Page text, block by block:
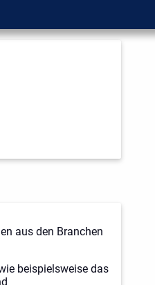
aus den Branchen
beispielsweise das